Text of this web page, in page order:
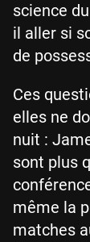
science
il aller si
de
Ces
elles ne
nuit :
sont plus
même la
matches